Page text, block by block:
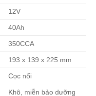
12V
40Ah
350CCA
193 x 139 x 225 mm
Cọc nổi
Khô, miễn bảo dưỡng